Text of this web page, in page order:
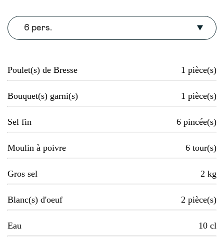
6 pers.
Poulet(s) de Bresse 1 pièce(s)
Bouquet(s) garni(s) 1 pièce(s)
Sel fin 6 pincée(s)
Moulin à poivre 6 tour(s)
Gros sel 2 kg
Blanc(s) d'oeuf 2 pièce(s)
Eau 10 cl